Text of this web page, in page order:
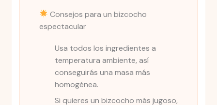
Consejos para un bizcocho
espectacular
Usa todos los ingredientes a
temperatura ambiente, así
conseguirás una masa más
homogénea.
Si quieres un bizcocho más jugoso,